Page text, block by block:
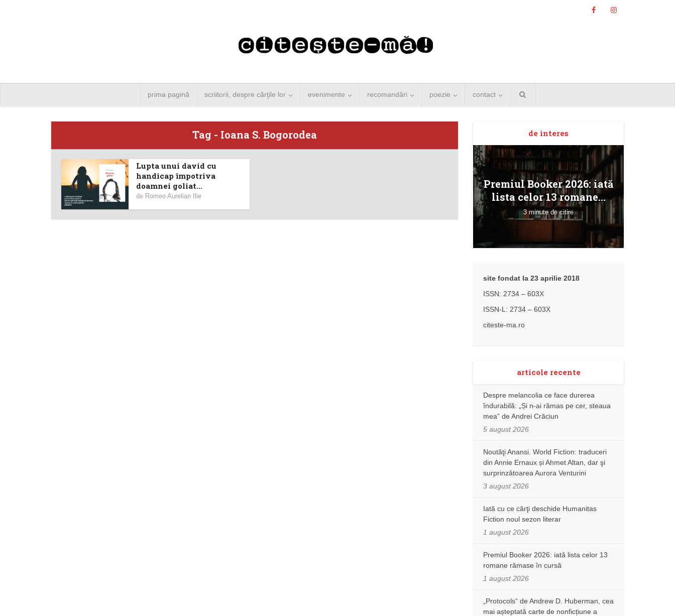
prima pagină scriitorii, despre cărţile lor evenimente recomandări poezie contact
Tag - Ioana S. Bogorodea
Lupta unui david cu
handicap împotriva
doamnei goliat...
de Romeo Aurelian Ilie
de interes
Angela Merkel vine la
București. Lansare de
Premiul Booker 2026: iată
lista celor 13 romane...
3 minute de citire
site fondat la 23 aprilie 2018
ISSN: 2734 – 603X
ISSN-L: 2734 – 603X
citeste-ma.ro
articole recente
Despre melancolia ce face durerea
îndurabilă: „Și n-ai rămas pe cer, steaua
mea” de Andrei Crăciun
5 august 2026
Noutăţi Anansi. World Fiction: traduceri
din Annie Ernaux și Ahmet Altan, dar şi
surprinzătoarea Aurora Venturini
3 august 2026
Iată cu ce cărţi deschide Humanitas
Fiction noul sezon literar
1 august 2026
Premiul Booker 2026: iată lista celor 13
romane rămase în cursă
1 august 2026
„Protocols“ de Andrew D. Huberman, cea
mai așteptată carte de nonficțiune a